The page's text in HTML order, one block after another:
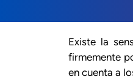
Existe la
firmemente
en cuenta a